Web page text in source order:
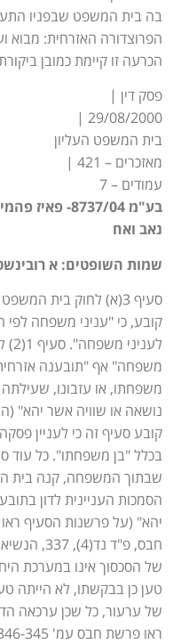
בה בית המשפט שבפניו
הכרעה זו קיימת כמובן
פסק דין |
29/08/2000 |
בית המשפט העליון
מאזכרים – 421 |
עמודים – 7
בע"מ 8737/04-
נאב ואח
שמות השופטים: א
קובע, כי "עניני משפחה לפי
משפחה" אף "תובענה אזרחית
משפחתו, או עזבונו,
נושאה או שוויה אשר יהא"
קובע סעיף זה כי לעניין
בכלל "בן משפחתו". כל עוד
שבתוך המשפחה, קנה בית
הסמכות העניינית לדון
חבס, פ"ד
של הסכסוך אינו במערכת
טען כן בבקשתו, לא הייתה
של ערעור, כל שכן ערכאה